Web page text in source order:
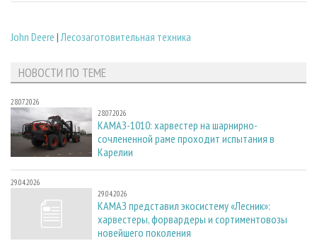
John Deere |Лесозаготовительная техника
НОВОСТИ ПО ТЕМЕ
28.07.2026
28.07.2026
КАМАЗ-1010: харвестер на шарнирно-
сочлененной раме проходит испытания в
Карелии
29.04.2026
29.04.2026
КАМАЗ представил экосистему «Лесник»:
харвестеры, форвардеры и сортиментовозы
новейшего поколения